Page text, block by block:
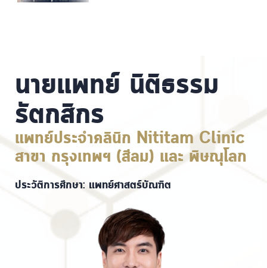
นายแพทย์ นิติธรรม
รัตกสิกร
แพทย์ประจำคลินิก Nititam Clinic
สาขา กรุงเทพฯ (สีลม) และ พิษณุโลก
ประวัติการศึกษา: แพทย์ศาสตร์บัณฑิต